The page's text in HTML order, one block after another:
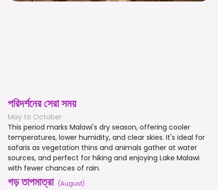
পরিদর্শনের সেরা সময়
May to October
This period marks Malawi's dry season, offering cooler
temperatures, lower humidity, and clear skies. It's ideal for
safaris as vegetation thins and animals gather at water
sources, and perfect for hiking and enjoying Lake Malawi
with fewer chances of rain.
গড় তাপমাত্রা (August)